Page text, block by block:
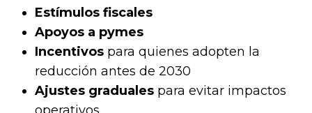
Estímulos fiscales
Apoyos a pymes
Incentivos para quienes adopten la
reducción antes de 2030
Ajustes graduales para evitar impactos
operativos